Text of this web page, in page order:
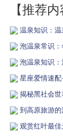
【推荐内
温泉知识：
泡温泉常识：
泡温泉知识
星座爱情速
揭秘黑社会世
到高原旅游
观赏红叶最